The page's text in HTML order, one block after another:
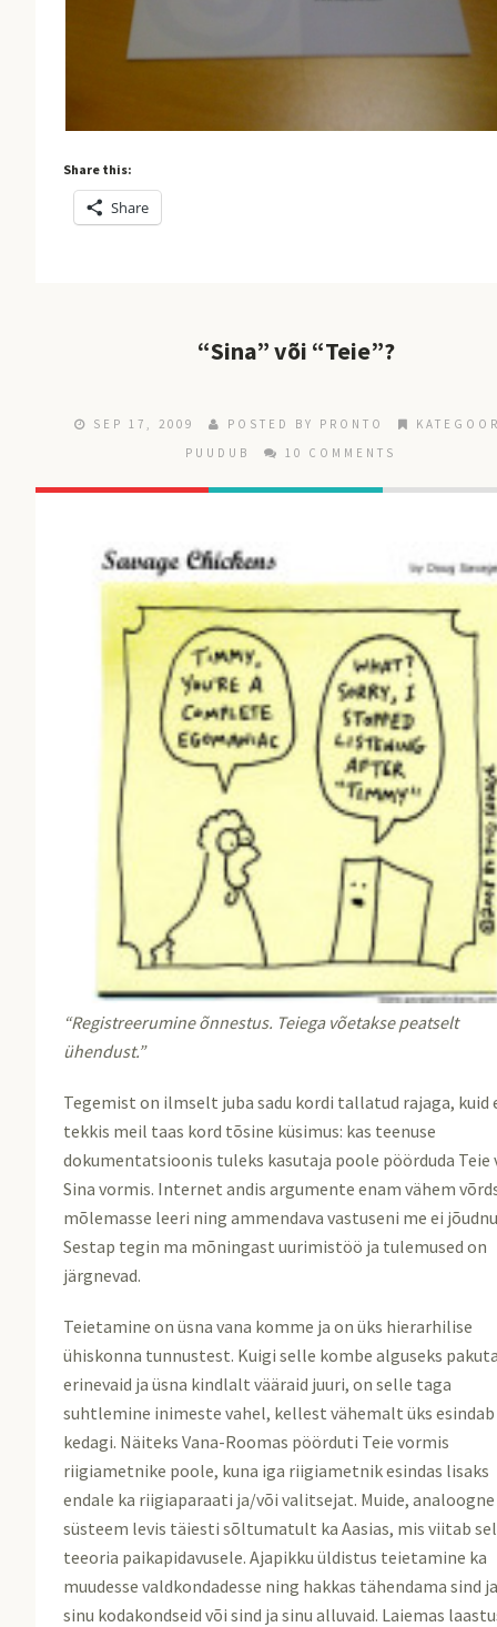
Share this:
Share
“Sina” või “Teie”?
SEP 17, 2009 POSTED BY PRONTO
PUUDUB
10 COMMENTS
“Registreerumine õnnestus. Teiega võetakse peatselt
ühendust.”
Tegemist on ilmselt juba sadu kordi tallatud rajaga, kuid
tekkis meil taas kord tõsine küsimus: kas teenuse
dokumentatsioonis tuleks kasutaja poole pöörduda Teie
Sina vormis. Internet andis argumente enam vähem
mõlemasse leeri ning ammendava vastuseni me ei
Sestap tegin ma mõningast uurimistöö ja tulemused on
järgnevad.
Teietamine on üsna vana komme ja on üks hierarhilise
ühiskonna tunnustest. Kuigi selle kombe alguseks
erinevaid ja üsna kindlalt vääraid juuri, on selle taga
suhtlemine inimeste vahel, kellest vähemalt üks esindab
kedagi. Näiteks Vana-Roomas pöörduti Teie vormis
riigiametnike poole, kuna iga riigiametnik esindas lisaks
endale ka riigiaparaati ja/või valitsejat. Muide, analoogne
süsteem levis täiesti sõltumatult ka Aasias, mis viitab
teeoria paikapidavusele. Ajapikku üldistus teietamine ka
muudesse valdkondadesse ning hakkas tähendama sind
sinu kodakondseid või sind ja sinu alluvaid. Laiemas